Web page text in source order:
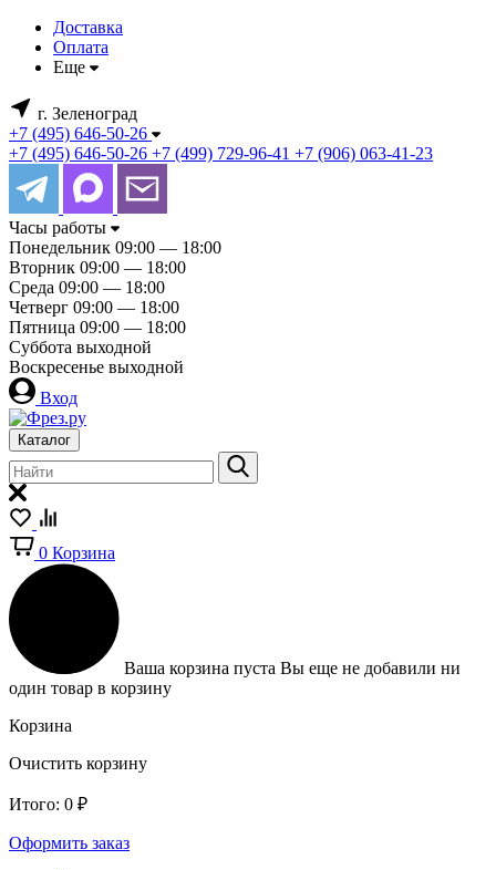
Доставка
Оплата
Еще
г. Зеленоград
+7 (495) 646-50-26
+7 (495) 646-50-26 +7 (499) 729-96-41 +7 (906) 063-41-23
Часы работы
Понедельник 09:00 — 18:00
Вторник 09:00 — 18:00
Среда 09:00 — 18:00
Четверг 09:00 — 18:00
Пятница 09:00 — 18:00
Суббота выходной
Воскресенье выходной
Вход
Каталог
0 Корзина
Ваша корзина пуста Вы еще не добавили ни
один товар в корзину
Корзина
Очистить корзину
Итого: 0 ₽
Оформить заказ